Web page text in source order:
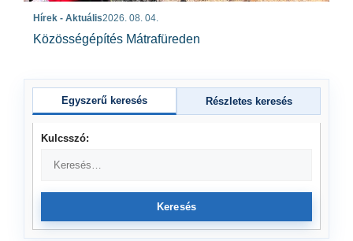
Hírek - Aktuális2026. 08. 04.
Közösségépítés Mátrafüreden
Egyszerű keresés Részletes keresés
Kulcsszó:
Keresés